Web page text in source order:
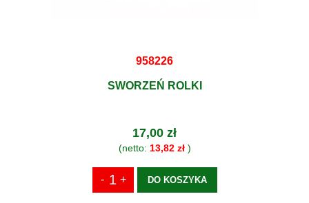
958226
SWORZEŃ ROLKI
17,00 zł
(netto: 13,82 zł)
DO KOSZYKA